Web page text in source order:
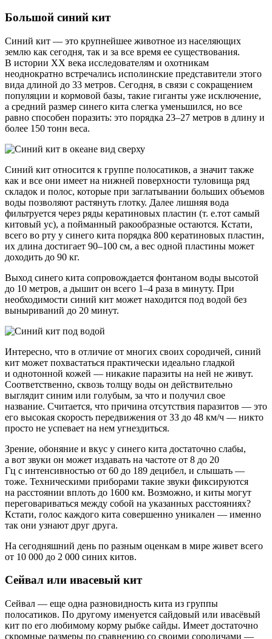
Большой синий кит
Синий кит — это крупнейшее животное из населяющих
землю как сегодня, так и за все время ее существования.
В истории XX века исследователям и охотникам
неоднократно встречались исполинские представители этого
вида длиной до 33 метров. Сегодня, в связи с сокращением
популяции и кормовой базы, такие гиганты уже исключение,
а средний размер синего кита слегка уменьшился, но все
равно способен поразить: это порядка 23–27 метров в длину и
более 150 тонн веса.
Синий кит относится к группе полосатиков, а значит также
как и все они имеет на нижней поверхности туловища ряд
складок и полос, которые при заглатывании больших объемов
воды позволяют растянуть глотку. Далее лишняя вода
фильтруется через ряды кератиновых пластин (т. е.тот самый
китовый ус), а пойманный ракообразные остаются. Кстати,
всего во рту у синего кита порядка 800 кератиновых пластин,
их длина достигает 90–100 см, а вес одной пластины может
доходить до 90 кг.
Выход синего кита сопровождается фонтаном воды высотой
до 10 метров, а дышит он всего 1–4 раза в минуту. При
необходимости синий кит может находится под водой без
выныриваний до 20 минут.
Интересно, что в отличие от многих своих сородичей, синий
кит может похвастаться практически идеально гладкой
и однотонной кожей — никакие паразиты на ней не живут.
Соответственно, сквозь толщу воды он действительно
выглядит синим или голубым, за что и получил свое
название. Считается, что причина отсутствия паразитов — это
его высокая скорость передвижения от 33 до 48 км/ч — никто
просто не успевает на нем угнездиться.
Зрение, обоняние и вкус у синего кита достаточно слабы,
а вот звуки он может издавать на частоте от 8 до 20
Гц с интенсивностью от 60 до 189 децибел, и слышать —
тоже. Техническими приборами такие звуки фиксируются
на расстоянии вплоть до 1600 км. Возможно, и киты могут
переговариваться между собой на указанных расстояниях?
Кстати, голос каждого кита совершенно уникален — именно
так они узнают друг друга.
На сегодняшний день по разным оценкам в мире живет всего
от 10 000 до 2 000 синих китов.
Сейвал или ивасевый кит
Сейвал — еще одна разновидность кита из группы
полосатиков. По другому именуется сайдовый или ивасёвый
кит по его любимому корму рыбке сайды. Имеет достаточно
скромные размеры по сравнению со своими сородичами —